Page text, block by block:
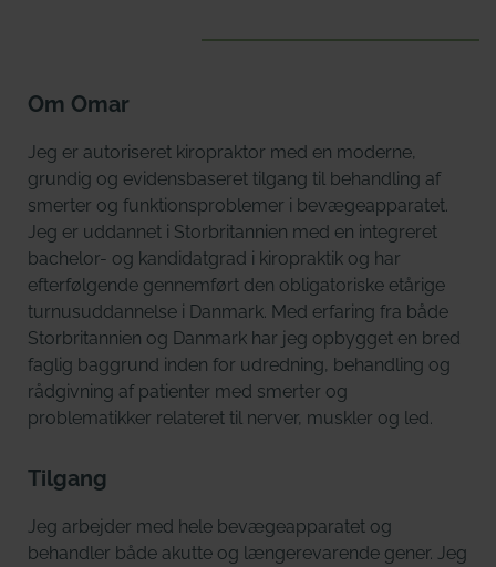
Om Omar
Jeg er autoriseret kiropraktor med en moderne,
grundig og evidensbaseret tilgang til behandling af
smerter og funktionsproblemer i bevægeapparatet.
Jeg er uddannet i Storbritannien med en integreret
bachelor- og kandidatgrad i kiropraktik og har
efterfølgende gennemført den obligatoriske etårige
turnusuddannelse i Danmark. Med erfaring fra både
Storbritannien og Danmark har jeg opbygget en bred
faglig baggrund inden for udredning, behandling og
rådgivning af patienter med smerter og
problematikker relateret til nerver, muskler og led.
Tilgang
Jeg arbejder med hele bevægeapparatet og
behandler både akutte og længerevarende gener. Jeg